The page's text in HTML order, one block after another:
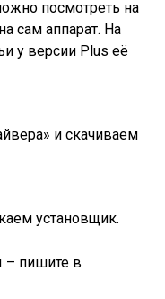
посмотреть на
сам аппарат. На
у версии Plus её
и скачиваем
установщик.
– пишите в